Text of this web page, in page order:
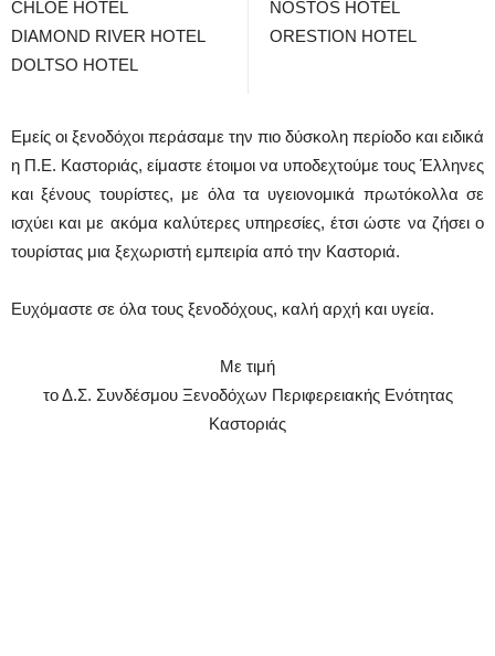
CHLOE HOTEL
DIAMOND RIVER HOTEL
DOLTSO HOTEL
NOSTOS HOTEL
ORESTION HOTEL
Εμείς οι ξενοδόχοι περάσαμε την πιο δύσκολη περίοδο και ειδικά
η Π.Ε. Καστοριάς, είμαστε έτοιμοι να υποδεχτούμε τους Έλληνες
και ξένους τουρίστες, με όλα τα υγειονομικά πρωτόκολλα σε
ισχύει και με ακόμα καλύτερες υπηρεσίες, έτσι ώστε να ζήσει ο
τουρίστας μια ξεχωριστή εμπειρία από την Καστοριά.
Ευχόμαστε σε όλα τους ξενοδόχους, καλή αρχή και υγεία.
Με τιμή
το Δ.Σ. Συνδέσμου Ξενοδόχων Περιφερειακής Ενότητας
Καστοριάς